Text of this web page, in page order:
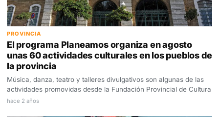
PROVINCIA
El programa Planeamos organiza en agosto
unas 60 actividades culturales en los pueblos de
la provincia
Música, danza, teatro y talleres divulgativos son algunas de las
actividades promovidas desde la Fundación Provincial de Cultura
hace 2 años